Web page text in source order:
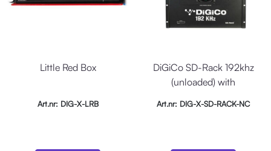
Little Red Box
Art.nr: DIG-X-LRB
DiGiCo SD-Rack 192khz
(unloaded) with
Art.nr: DIG-X-SD-RACK-NC